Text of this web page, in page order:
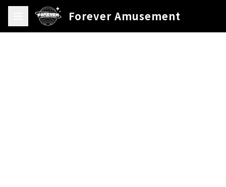
Forever Amusement